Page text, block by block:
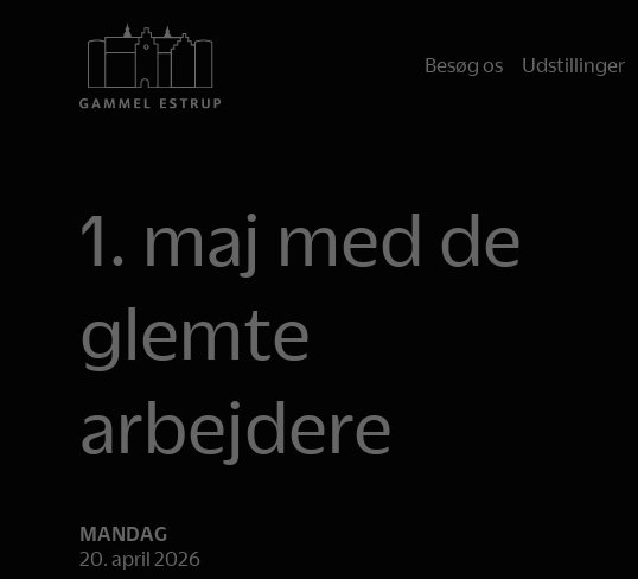
Besøg os Udstillinger
1. maj med de
glemte
arbejdere
MANDAG
20. april 2026